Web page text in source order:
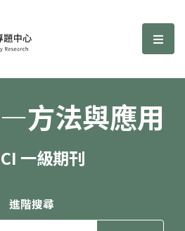
與應用期刊 選
方法與應用
一級期刊
進階搜尋